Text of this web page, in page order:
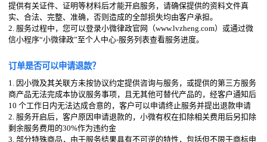
提供有关证件、证明等材料后才能开启服务，请确保提供的资料文件真
实、合法、完整、准确，否则造成的全部损失均由客户承担。
2. 服务过程中，您可以登录小微律政官网（www.lvzheng.com）或通过微
信小程序“小微律政”至个人中心-服务列表查看服务进度。
订单是否可以申请退款？
1. 因小微及其关联方未按协议约定提供咨询与服务，或提供的第三方服务
商产品无法完成本协议服务事项，且无其他可替代产品的，经客户通知后
10 个工作日内无法达成合意的，客户可以申请终止服务并提出退款申请
2. 服务开启后，客户原因申请退款的，小微有权在扣除相关费用后另扣除
剩余服务费用的30%作为违约金
3. 部分特殊商品，由于服务结果具有不可逆的特性，包括但不限于商标申